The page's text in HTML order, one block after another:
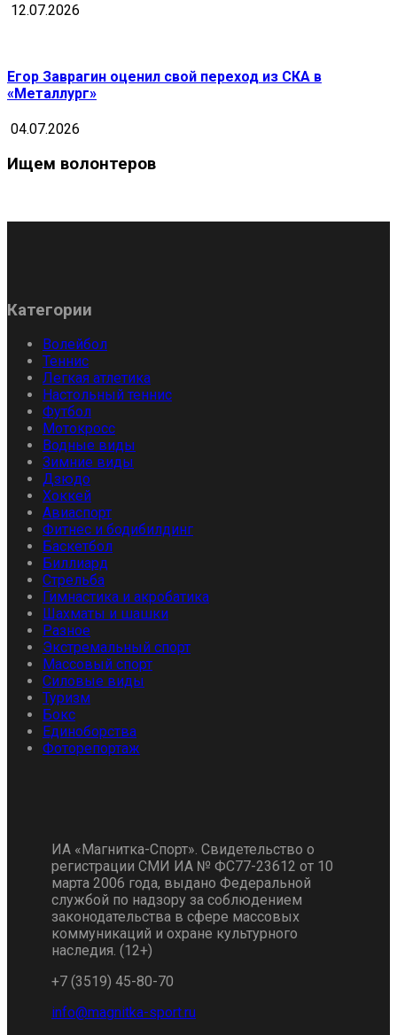
12.07.2026
Егор Заврагин оценил свой переход из СКА в
«Металлург»
04.07.2026
Ищем волонтеров
Категории
Волейбол
Теннис
Легкая атлетика
Настольный теннис
Футбол
Мотокросс
Водные виды
Зимние виды
Дзюдо
Хоккей
Авиаспорт
Фитнес и бодибилдинг
Баскетбол
Биллиард
Стрельба
Гимнастика и акробатика
Шахматы и шашки
Разное
Экстремальный спорт
Массовый спорт
Силовые виды
Туризм
Бокс
Единоборства
Фоторепортаж
ИА «Магнитка-Спорт». Свидетельство о
регистрации СМИ ИА № ФС77-23612 от 10
марта 2006 года, выдано Федеральной
службой по надзору за соблюдением
законодательства в сфере массовых
коммуникаций и охране культурного
наследия. (12+)
+7 (3519) 45-80-70